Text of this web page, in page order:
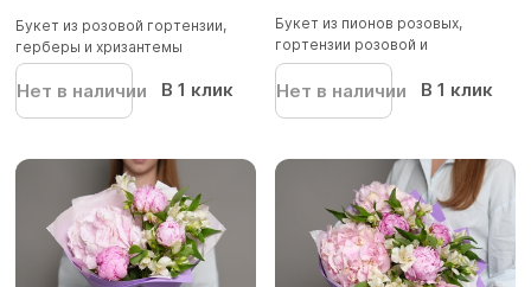
Букет из розовой гортензии,
герберы и хризантемы
Нет в наличии В 1 клик
Букет из пионов розовых,
гортензии розовой и
малиновой...
Нет в наличии В 1 клик